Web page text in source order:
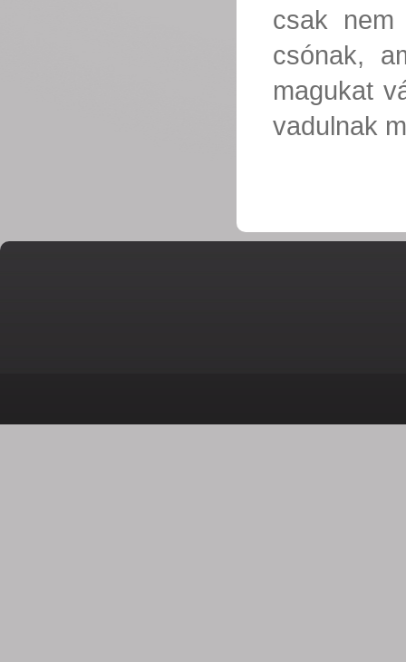
csak
csónak,
magukat
vadulnak